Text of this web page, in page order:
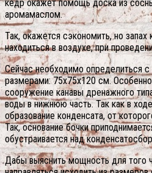
кедр окажет помощь доска из
аромамаслом.
Так, окажется сэкономить, но
находиться в воздухе, при
Сейчас необходимо определиться
размерами: 75х75х120 см.
сооружение канавы дренажного
воды в нижнюю часть. Так как в
образование конденсата, от
Так, основание бочки
обустраивается над
Дабы выяснить мощность для того